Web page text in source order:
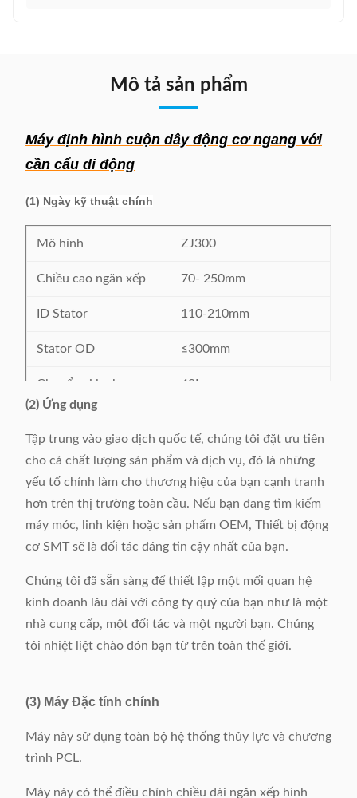
Mô tả sản phẩm
Máy định hình cuộn dây động cơ ngang với
cần cẩu di động
(1) Ngày kỹ thuật chính
Mô hình ZJ300
Chiều cao ngăn xếp 70- 250mm
ID Stator 110-210mm
Stator OD ≤300mm
Chuyển xi lanh 40L
Trọng lượng máy Khoảng 2300kg
Kích thước máy
(LxWxH)
L3716x W1258 x
H2110mm
(2) Ứng dụng
Tập trung vào giao dịch quốc tế, chúng tôi đặt ưu tiên
cho cả chất lượng sản phẩm và dịch vụ, đó là những
yếu tố chính làm cho thương hiệu của bạn cạnh tranh
hơn trên thị trường toàn cầu. Nếu bạn đang tìm kiếm
máy móc, linh kiện hoặc sản phẩm OEM, Thiết bị động
cơ SMT sẽ là đối tác đáng tin cậy nhất của bạn.
Chúng tôi đã sẵn sàng để thiết lập một mối quan hệ
kinh doanh lâu dài với công ty quý của bạn như là một
nhà cung cấp, một đối tác và một người bạn. Chúng
tôi nhiệt liệt chào đón bạn từ trên toàn thế giới.
(3) Máy Đặc tính chính
Máy này sử dụng toàn bộ hệ thống thủy lực và chương
trình PCL.
Máy này có thể điều chỉnh chiều dài ngăn xếp hình